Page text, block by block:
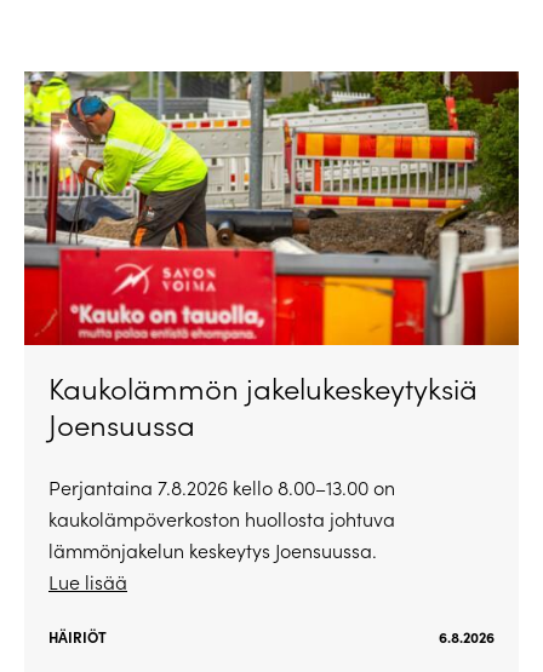
Kaukolämmön jakelukeskeytyksiä
Joensuussa
Perjantaina 7.8.2026 kello 8.00–13.00 on
kaukolämpöverkoston huollosta johtuva
lämmönjakelun keskeytys Joensuussa.
Lue lisää
HÄIRIÖT 6.8.2026